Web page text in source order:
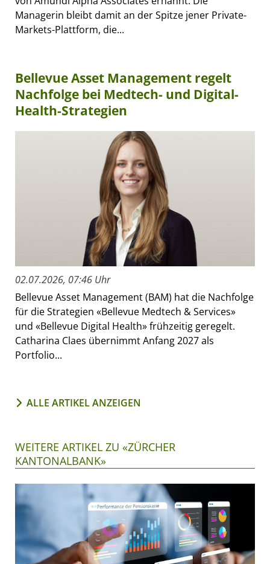
Managerin bleibt damit an der Spitze jener Private-
Markets-Plattform, die...
Bellevue Asset Management regelt
Nachfolge bei Medtech- und Digital-
Health-Strategien
02.07.2026, 07:46 Uhr
Bellevue Asset Management (BAM) hat die Nachfolge
für die Strategien «Bellevue Medtech & Services»
und «Bellevue Digital Health» frühzeitig geregelt.
Catharina Claes übernimmt Anfang 2027 als
Portfolio...
ALLE ARTIKEL ANZEIGEN
WEITERE ARTIKEL ZU «ZÜRCHER
KANTONALBANK»